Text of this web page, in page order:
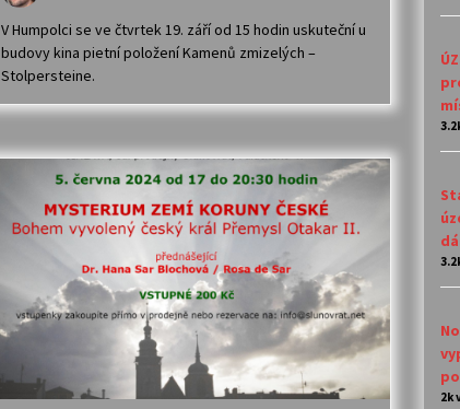
V Humpolci se ve čtvrtek 19. září od 15 hodin uskuteční u
budovy kina pietní položení Kamenů zmizelých –
Stolpersteine.
2k